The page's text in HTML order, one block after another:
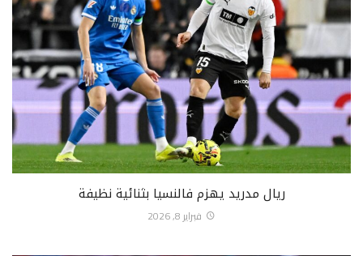
ريال مدريد يهزم فالنسيا بثنائية نظيفة
فبراير 8, 2026